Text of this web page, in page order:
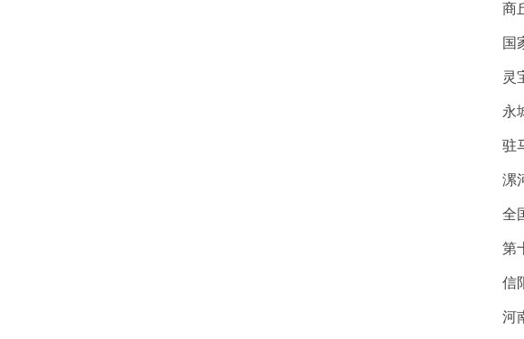
商
国
灵
永
驻
漯
全
第
信
河